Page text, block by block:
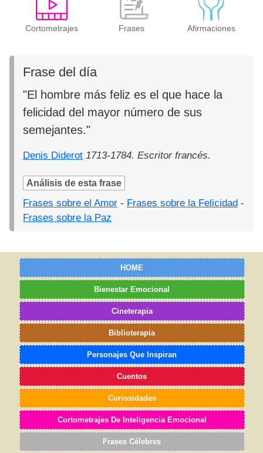
Cortometrajes Frases Afirmaciones
Frase del día
"El hombre más feliz es el que hace la
felicidad del mayor número de sus
semejantes."
Denis Diderot 1713-1784. Escritor francés.
Análisis de esta frase
Frases sobre el Amor - Frases sobre la Felicidad -
Frases sobre la Paz
HOME
Bienestar Emocional
Cineterapia
Biblioterapia
Personajes Que Inspiran
Cuentos
Curiosidades
Cortometrajes De Inteligencia Emocional
Frases Célebres